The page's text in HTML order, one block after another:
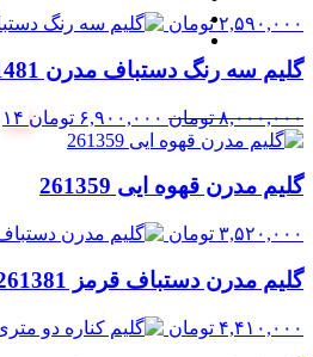
۲,۵۹۰,۰۰۰ تومان
گلیم سه رنگ دستباف مدرن 261481
۸,۰۰۰,۰۰۰ تومان قیمت
اصلی:
بود.
۶,۹۰۰,۰۰۰ تومان ۱۴
گلیم مدرن قهوه ایی 261359
۳,۵۲۰,۰۰۰ تومان
گلیم مدرن دستباف قرمز 261381
۴,۴۱۰,۰۰۰ تومان